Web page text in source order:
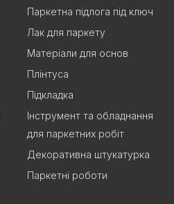
Паркетна підлога під ключ
Лак для паркету
Матеріали для основ
Плінтуса
Підкладка
Інструмент та обладнання
для паркетних робіт
Декоративна штукатурка
Паркетні роботи